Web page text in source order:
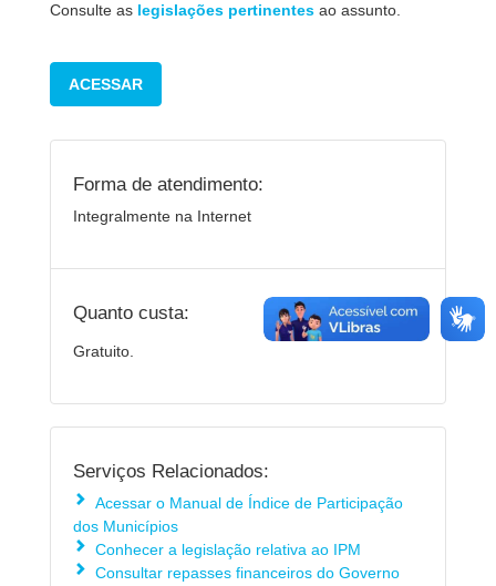
Consulte as legislações pertinentes ao assunto.
ACESSAR
Forma de atendimento:
Integralmente na Internet
Quanto custa:
Gratuito.
Serviços Relacionados:
Acessar o Manual de Índice de Participação
dos Municípios
Conhecer a legislação relativa ao IPM
Consultar repasses financeiros do Governo